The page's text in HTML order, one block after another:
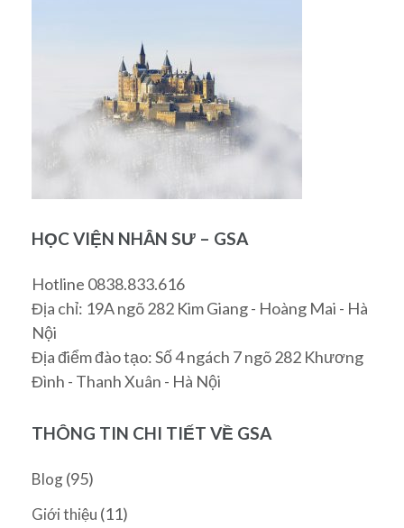
HỌC VIỆN NHÂN SƯ – GSA
Hotline 0838.833.616
Địa chỉ: 19A ngõ 282 Kim Giang - Hoàng Mai - Hà
Nội
Địa điểm đào tạo: Số 4 ngách 7 ngõ 282 Khương
Đình - Thanh Xuân - Hà Nội
THÔNG TIN CHI TIẾT VỀ GSA
Blog(95)
Giới thiệu (11)